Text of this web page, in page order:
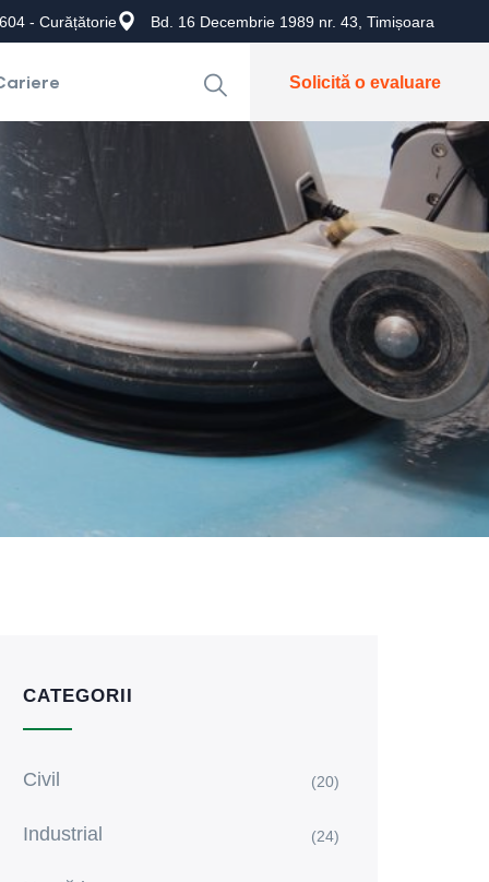
- Curățătorie Bd. 16 Decembrie 1989 nr. 43, Timișoara
Solicită o evaluare
CATEGORII
Civil (20)
Industrial (24)